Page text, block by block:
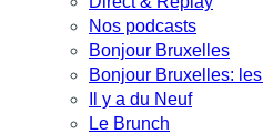
Nos podcasts
Bonjour Bruxelles
Bonjour Bruxelles:
Il y a du Neuf
Le Brunch